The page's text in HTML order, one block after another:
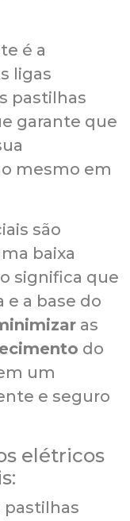
é a
ligas
pastilhas
garante que
mesmo em
são
baixa
significa que
a base do
as
do
um
e seguro
elétricos